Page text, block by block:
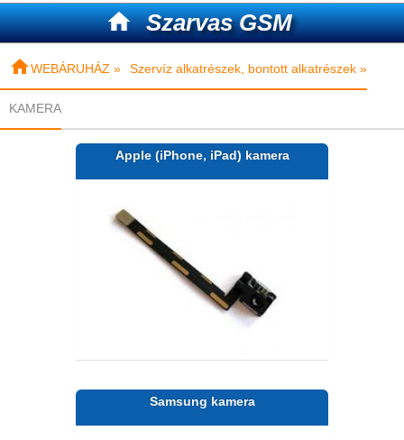
 Szarvas GSM
WEBÁRUHÁZ » Szervíz alkatrészek, bontott alkatrészek »
KAMERA
Apple (iPhone, iPad) kamera
Samsung kamera